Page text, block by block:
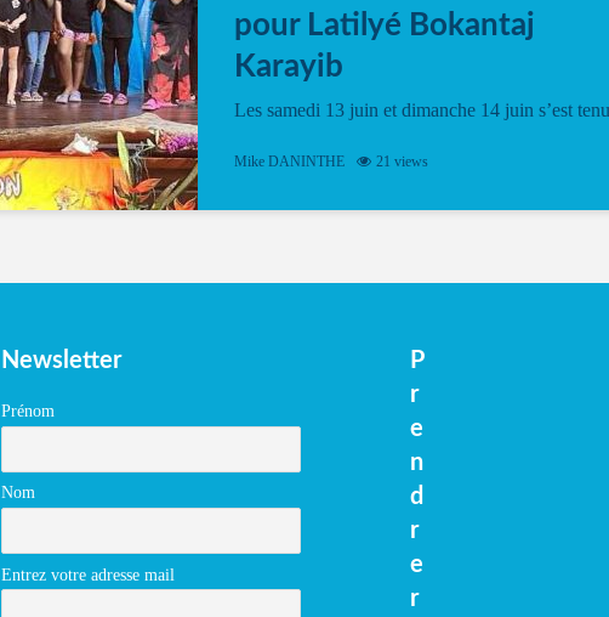
pour Latilyé Bokantaj
Karayib
Les samedi 13 juin et dimanche 14 juin s’est tenu
vibrant à Pierrot Narouman, organisé par
spectacle de fin d’année, présenté à la salle...
Mike DANINTHE 21 views
Newsletter
Prénom
Nom
Entrez votre adresse mail
P
r
e
n
d
r
e
r